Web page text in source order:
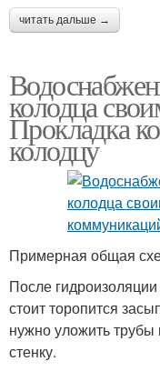
читать дальше →
колодца
Прокладка
колодцу
Примерная общая
После
стоит торопится
нужно уложить трубы
стенку.